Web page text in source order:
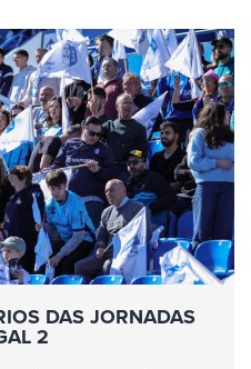
DAS JORNADAS
2